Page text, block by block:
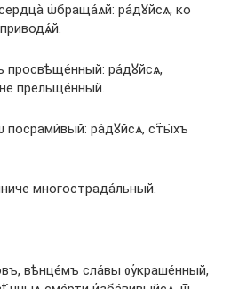
ѡ҆браща́ѧй: ра́дꙋйсѧ, ко
ра́дꙋйсѧ,
прельще́нный.
посрами́вый: ра́дꙋйсѧ, ст҃ы́хъ
многострада́льный.
вѣнце́мъ сла́вы ᲂу҆краше́нный,